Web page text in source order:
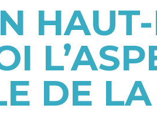
DE